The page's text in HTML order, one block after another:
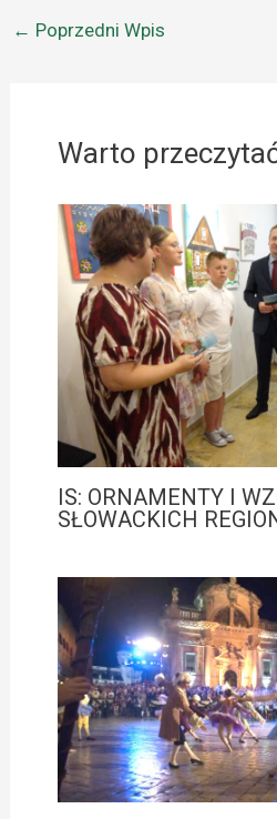
← Poprzedni Wpis
Warto
IS: ORNAMENTY I
SŁOWACKICH